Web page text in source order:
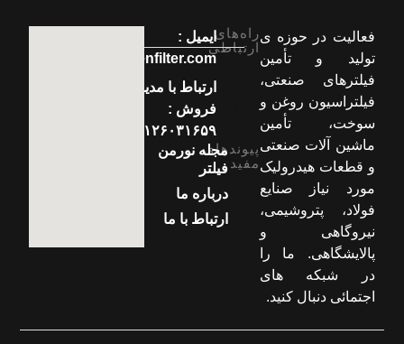
فعالیت در حوزه ی
تولید و تأمین
فیلترهای صنعتی،
فیلتراسیون روغن و
سوخت، تأمین
ماشین آلات صنعتی
و قطعات هیدرولیک
مورد نیاز صنایع
فولاد، پتروشیمی،
نیروگاهی و
پالایشگاهی. ما را
در شبکه های
اجتمائی دنبال کنید.
راه‌های
ارتباطی
ایمیل :
info[at]normenfilter.com
ارتباط با مدیر
فروش :
۰۹۱۲۶۰۳۱۶۵۹
پیوندهای
مفید
مجله نورمن
فیلتر
درباره ما
ارتباط با ما